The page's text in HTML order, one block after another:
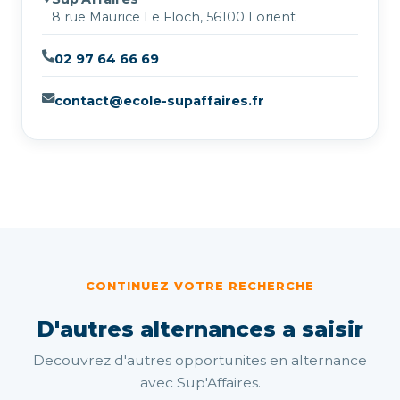
8 rue Maurice Le Floch, 56100 Lorient
02 97 64 66 69
contact@ecole-supaffaires.fr
CONTINUEZ VOTRE RECHERCHE
D'autres alternances a saisir
Decouvrez d'autres opportunites en alternance
avec Sup'Affaires.